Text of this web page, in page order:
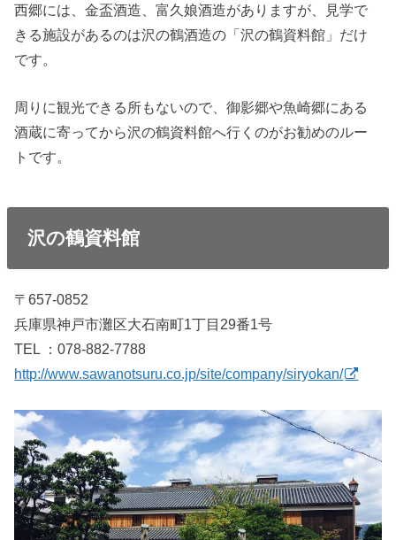
西郷には、金盃酒造、富久娘酒造がありますが、見学で
きる施設があるのは沢の鶴酒造の「沢の鶴資料館」だけ
です。
周りに観光できる所もないので、御影郷や魚崎郷にある
酒蔵に寄ってから沢の鶴資料館へ行くのがお勧めのルー
トです。
沢の鶴資料館
〒657-0852
兵庫県神戸市灘区大石南町1丁目29番1号
TEL ：078-882-7788
http://www.sawanotsuru.co.jp/site/company/siryokan/